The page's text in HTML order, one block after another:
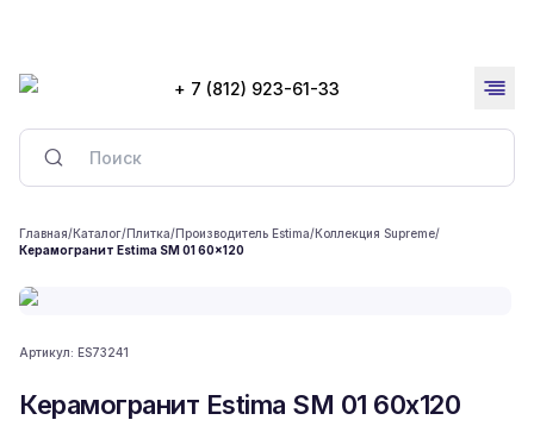
+ 7 (812) 923-61-33
Главная/Каталог/Плитка/Производитель Estima/Коллекция Supreme/
Керамогранит Estima SM 01 60x120
Артикул: ES73241
Керамогранит Estima SM 01 60x120